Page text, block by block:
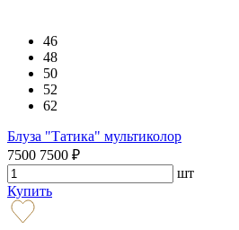
46
48
50
52
62
Блуза "Татика" мультиколор
7500 7500 ₽
шт
Купить